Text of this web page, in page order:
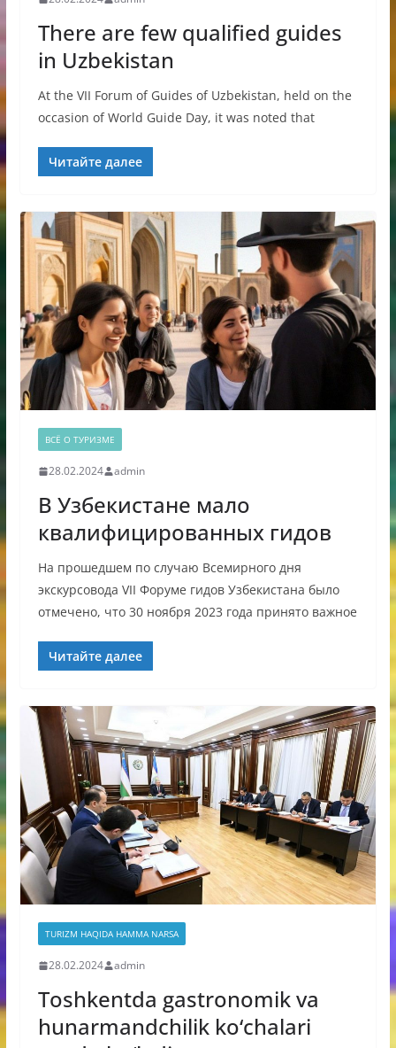
There are few qualified guides
in Uzbekistan
At the VII Forum of Guides of Uzbekistan, held on the
occasion of World Guide Day, it was noted that
Читайте далее
ВСЁ О ТУРИЗМЕ
28.02.2024 admin
В Узбекистане мало
квалифицированных гидов
На прошедшем по случаю Всемирного дня
экскурсовода VII Форуме гидов Узбекистана было
отмечено, что 30 ноября 2023 года принято важное
Читайте далее
TURIZM HAQIDA HAMMA NARSA
28.02.2024 admin
Toshkentda gastronomik va
hunarmandchilik ko‘chalari